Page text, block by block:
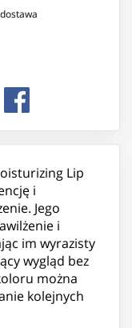
Lip
i
Jego
i
im wyrazisty
wygląd bez
można
kolejnych